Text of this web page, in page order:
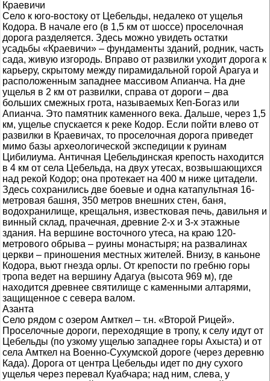
Краевичи
Село к юго-востоку от Цебельды, недалеко от ущелья
Кодора. В начале его (в 1,5 км от шоссе) проселочная
дорога разделяется. Здесь можно увидеть остатки
усадьбы «Краевичи» – фундаменты зданий, родник, часть
сада, живую изгородь. Вправо от развилки уходит дорога к
карьеру, скрытому между пирамидальной горой Арагуа и
расположенным западнее массивом Апианча. На дне
ущелья в 2 км от развилки, справа от дороги – два
больших смежных грота, называемых Кеп-Богаз или
Апианча. Это памятник каменного века. Дальше, через 1,5
км, ущелье спускается к реке Кодор. Если пойти влево от
развилки в Краевичах, то проселочная дорога приведет
мимо базы археологической экспедиции к руинам
Цибилиума. Античная Цебельдинская крепость находится
в 4 км от села Цебельда, на двух утесах, возвышающихся
над рекой Кодор; она протекает на 400 м ниже цитадели.
Здесь сохранились две боевые и одна катапультная 16-
метровая башня, 350 метров внешних стен, баня,
водохранилище, крещальня, известковая печь, давильня и
винный склад, прачечная, древние 2-х и 3-х этажные
здания. На вершине восточного утеса, на краю 120-
метрового обрыва – руины монастыря; на развалинах
церкви – приношения местных жителей. Внизу, в каньоне
Кодора, вьют гнезда орлы. От крепости по гребню горы
тропа ведет на вершину Адагуа (высота 969 м), где
находится древнее святилище с каменными алтарями,
защищенное с севера валом.
Азанта
Село рядом с озером Амткел – т.н. «Второй Рицей».
Проселочные дороги, переходящие в тропу, к селу идут от
Цебельды (по узкому ущелью западнее горы Ахыста) и от
села Амткел на Военно-Сухумской дороге (через деревню
Када). Дорога от центра Цебельды идет по дну сухого
ущелья через перевал Куабчара; над ним, слева, у